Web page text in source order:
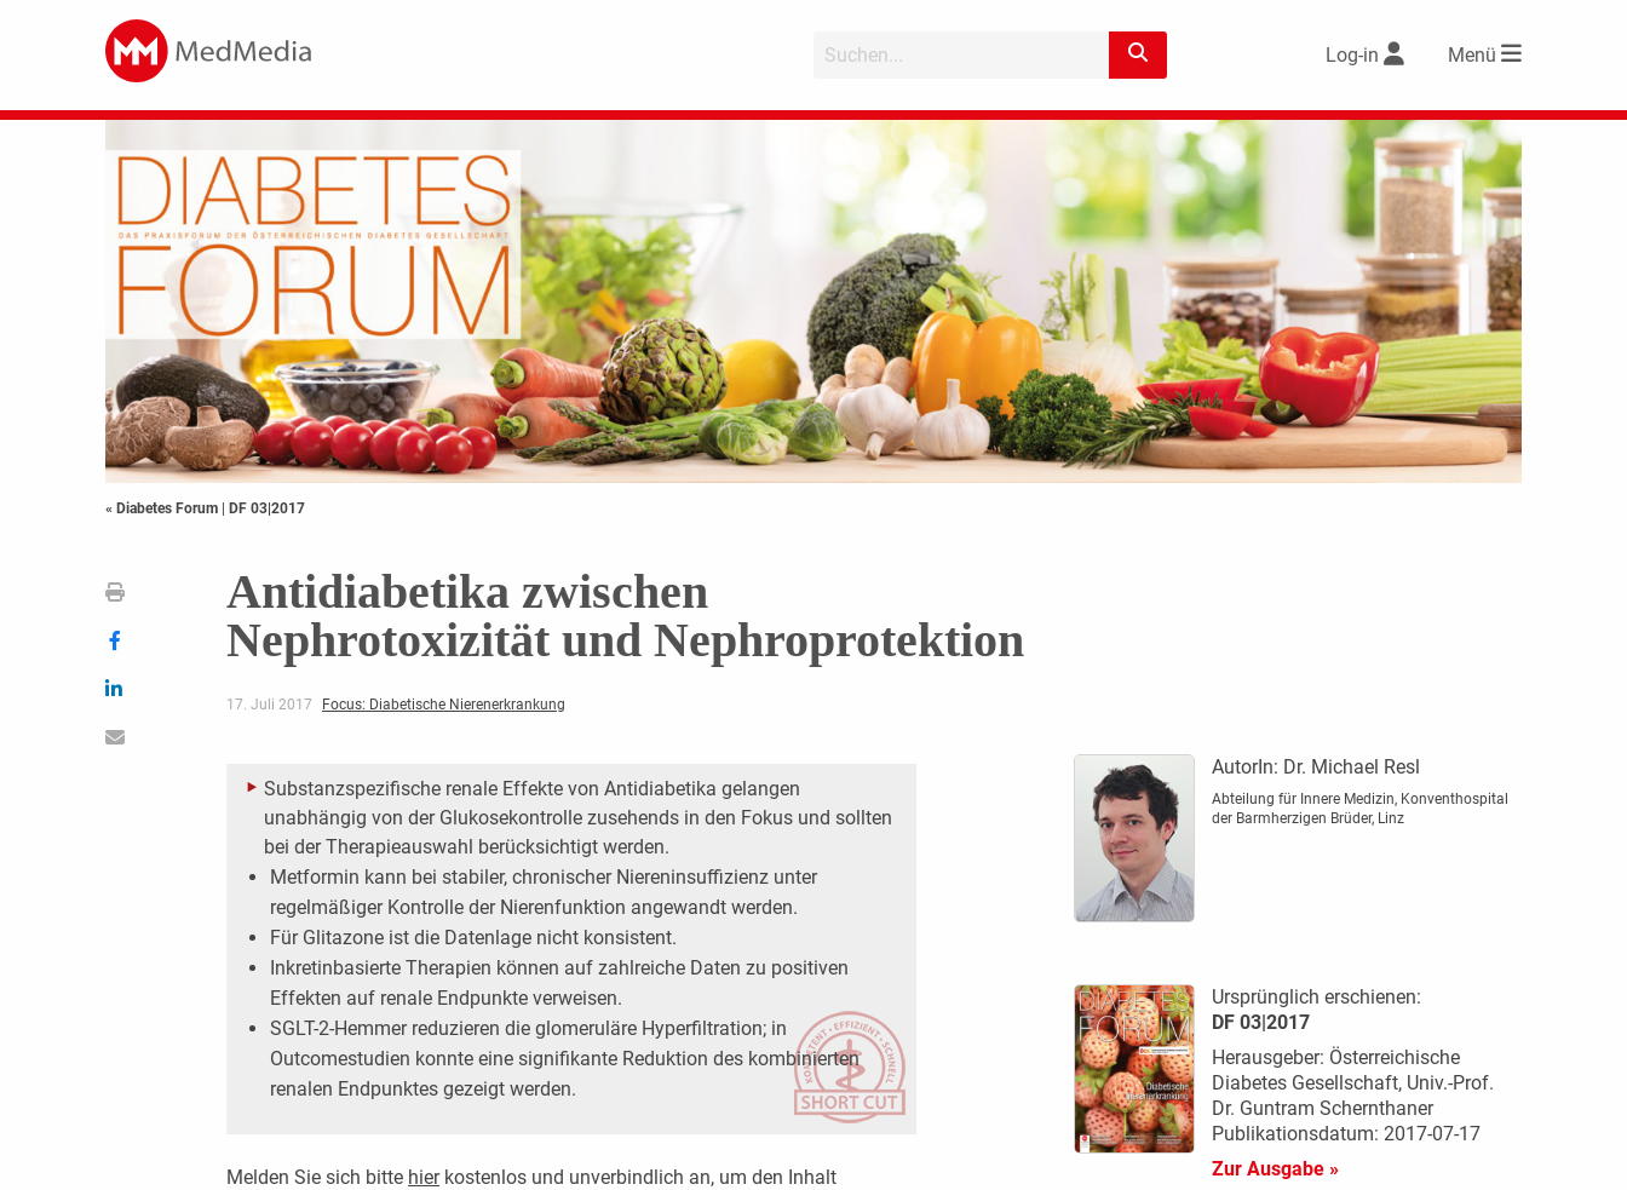
Log-in Menü
« Diabetes Forum | DF 03|2017
Antidiabetika zwischen
Nephrotoxizität und Nephroprotektion
17. Juli 2017 Focus: Diabetische Nierenerkrankung
Substanzspezifische renale Effekte von Antidiabetika gelangen
unabhängig von der Glukosekontrolle ­zusehends in den Fokus und sollten
bei der Therapieauswahl berücksichtigt werden.
Metformin kann bei stabiler, chronischer Niereninsuffizienz unter
regelmäßiger Kontrolle der ­Nierenfunktion angewandt werden.
Für Glitazone ist die Datenlage nicht konsistent.
Inkretinbasierte Therapien können auf zahlreiche Daten zu positiven
Effekten auf renale Endpunkte verweisen.
SGLT-2-Hemmer reduzieren die glomeruläre Hyperfiltration; in
Outcomestudien konnte eine signifikante ­Reduktion des kombinierten
renalen Endpunktes gezeigt werden.
Melden Sie sich bitte hierkostenlos und unverbindlich an, um den Inhalt
AutorIn: Dr. Michael Resl
Abteilung für Innere Medizin, Konventhospital
der Barmherzigen Brüder, Linz
Ursprünglich erschienen:
DF 03|2017
Herausgeber: Österreichische
Diabetes Gesellschaft, Univ.-Prof.
Dr. Guntram Schernthaner
Publikationsdatum: 2017-07-17
Zur Ausgabe »